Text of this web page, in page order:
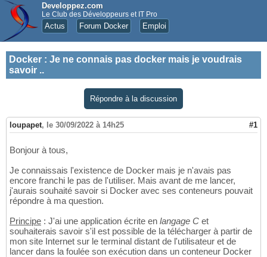
Developpez.com
Le Club des Développeurs et IT Pro
Actus Forum Docker Emploi
Docker : Je ne connais pas docker mais je voudrais
savoir ..
Répondre à la discussion
loupapet, le 30/09/2022 à 14h25 #1
Bonjour à tous,
Je connaissais l'existence de Docker mais je n'avais pas
encore franchi le pas de l'utiliser. Mais avant de me lancer,
j'aurais souhaité savoir si Docker avec ses conteneurs pouvait
répondre à ma question.
Principe : J'ai une application écrite en langage C et
souhaiterais savoir s'il est possible de la télécharger à partir de
mon site Internet sur le terminal distant de l'utilisateur et de
lancer dans la foulée son exécution dans un conteneur Docker